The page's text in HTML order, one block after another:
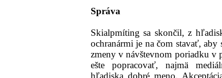
Správa
Skialpmíting sa skončil, z
ochranármi je na čom stavať, aby
zmeny v návštevnom poriadku v
ešte popracovať, najmä
hľadiska dobré meno.